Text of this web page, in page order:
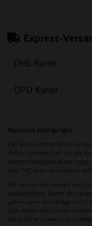
Express-
DHL Kurier
DPD Kurier